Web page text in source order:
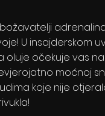
U insajderskom
oluje očekuje vas
moćnoj
koje nije